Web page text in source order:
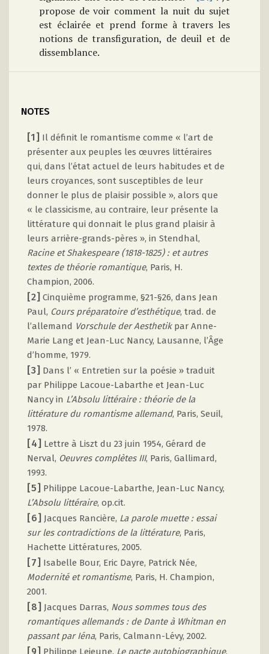
propose de voir comment la nuit du sujet
est éclairée et prend forme à travers les
notions de transfiguration, de deuil et de
dissemblance.
NOTES
[1] Il définit le romantisme comme « l’art de
présenter aux peuples les œuvres littéraires
qui, dans l’état actuel de leurs habitudes et de
leurs croyances, sont susceptibles de leur
donner le plus de plaisir possible », alors que
« le classicisme, au contraire, leur présente la
littérature qui donnait le plus grand plaisir à
leurs arrière-grands-pères », in Stendhal,
Racine et Shakespeare (1818-1825) : et autres
textes de théorie romantique, Paris, H.
Champion, 2006.
[2] Cinquième programme, §21-§26, dans Jean
Paul, Cours préparatoire d’esthétique, trad. de
l’allemand Vorschule der Aesthetikpar Anne-
Marie Lang et Jean-Luc Nancy, Lausanne, l’Âge
d’homme, 1979.
[3] Dans l’ « Entretien sur la poésie » traduit
par Philippe Lacoue-Labarthe et Jean-Luc
Nancy in L’Absolu littéraire : théorie de la
littérature du romantisme allemand, Paris, Seuil,
1978.
[4] Lettre à Liszt du 23 juin 1954, Gérard de
Nerval, Oeuvres complètes III, Paris, Gallimard,
1993.
[5] Philippe Lacoue-Labarthe, Jean-Luc Nancy,
L’Absolu littéraire, op.cit.
[6] Jacques Rancière, La parole muette : essai
sur les contradictions de la littérature, Paris,
Hachette Littératures, 2005.
[7] Isabelle Bour, Eric Dayre, Patrick Née,
Modernité et romantisme, Paris, H. Champion,
2001.
[8] Jacques Darras, Nous sommes tous des
romantiques allemands : de Dante à Whitman en
passant par Iéna, Paris, Calmann-Lévy, 2002.
[9] Philippe Lejeune, Le pacte autobiographique,